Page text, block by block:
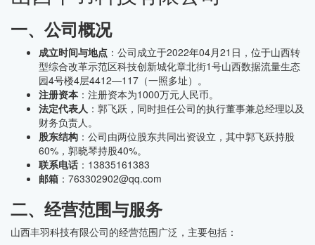
一、公司概况
成立时间与地点 ：公司成立于2022年04月21日，位于山西转
型综合改革示范区科技创新城化章北街1号山西数据流量生态
园4号楼4层4412—117（一照多址）。
注册资本 ：注册资本为1000万元人民币。
法定代表人 ：郭飞跃，同时担任公司的执行董事兼总经理以及
财务负责人。
股东结构 ：公司由两位股东共同出资设立，其中郭飞跃持股
60%，郭晓琴持股40%。
联系电话 ：13835161383
邮箱 ：763302902@qq.com
二、经营范围与服务
山西丰羽科技有限公司的经营范围广泛，主要包括：